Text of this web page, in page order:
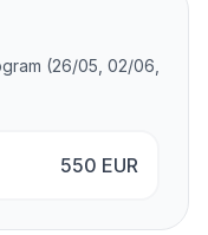
(26/05, 02/06,
550 EUR